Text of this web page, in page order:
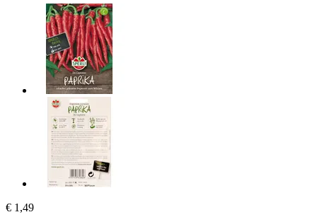
€ 1,49